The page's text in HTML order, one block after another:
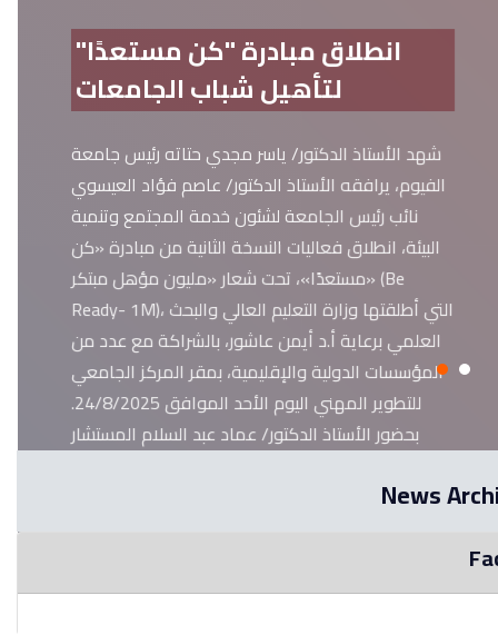
انطلاق مبادرة "كن مستعدًا"
لتأهيل شباب الجامعات
شهد الأستاذ الدكتور/ ياسر مجدي حتاته رئيس جامعة
الفيوم، يرافقه الأستاذ الدكتور/ عاصم فؤاد العيسوي
نائب رئيس الجامعة لشئون خدمة المجتمع وتنمية
البيئة، انطلاق فعاليات النسخة الثانية من مبادرة «كن
مستعدًا»، تحت شعار «مليون مؤهل مبتكر» (Be
Ready- 1M)، التي أطلقتها وزارة التعليم العالي والبحث
العلمي برعاية أ.د أيمن عاشور، بالشراكة مع عدد من
المؤسسات الدولية والإقليمية، بمقر المركز الجامعي
للتطوير المهني اليوم الأحد الموافق 24/8/2025.
بحضور الأستاذ الدكتور/ عماد عبد السلام المستشار
للتطوير المهني، والدكتور/ إسلام سالم نائب مديرNews